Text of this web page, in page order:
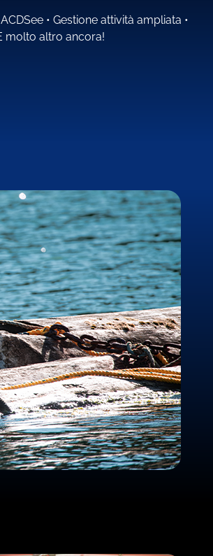
• Gestione attività ampliata •
molto altro ancora!